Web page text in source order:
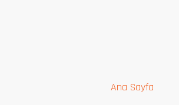
Ana Sayfa